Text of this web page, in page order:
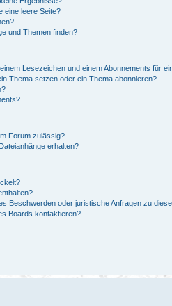
eine leere Seite?
und Themen finden?
Lesezeichen und einem Abonnements für
Thema setzen oder ein Thema abonnieren?
Forum zulässig?
erhalten?
Beschwerden oder juristische Anfragen zu
Boards kontaktieren?